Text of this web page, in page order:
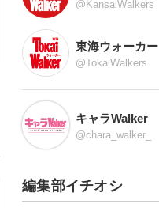
@KansaiWalkers
東海ウォーカー
@TokaiWalkers
キャラWalker
@chara_walker_
編集部イチオシ